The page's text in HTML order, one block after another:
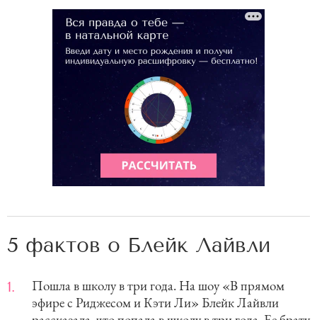
5 фактов о Блейк Лайвли
Пошла в школу в три года. На шоу «В прямом
эфире с Риджесом и Кэти Ли» Блейк Лайвли